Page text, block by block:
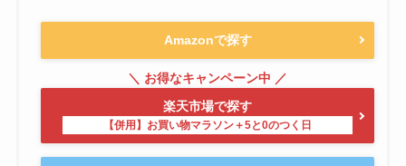
Amazonで探す
楽天市場で探す